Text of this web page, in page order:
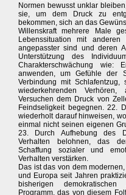
Normen bewusst unklar
sie, um dem Druck zu
bekommen, sich an das
Willenskraft mehrere Male
Lebenssituation mit
angepasster sind und deren
Unterstützung des
Charakterschwächung wie:
anwenden, um Gefühle der
Verbindung mit Schlafentzug,
wiederkehrenden
Versuchen dem Druck von
Feindseligkeit begegnen. 22.
wiederholt darauf hinweisen,
einmal nicht seinen eigenen
23. Durch Aufhebung des
Verhalten belohnen, das
Schaffung sozialer und
Verhalten verstärken.
Das ist das von dem
und Europa seit Jahren
bisherigen demokratischen
Programm, das von diesem